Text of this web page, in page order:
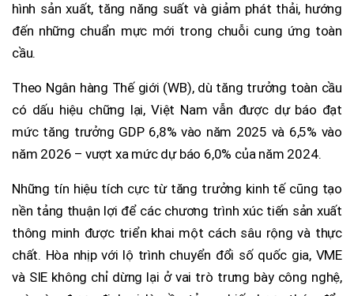
hình sản xuất, tăng năng suất và giảm phát thải, hướng
đến những chuẩn mực mới trong chuỗi cung ứng toàn
cầu.
Theo Ngân hàng Thế giới (WB), dù tăng trưởng toàn cầu
có dấu hiệu chững lại, Việt Nam vẫn được dự báo đạt
mức tăng trưởng GDP 6,8% vào năm 2025 và 6,5% vào
năm 2026 – vượt xa mức dự báo 6,0% của năm 2024.
Những tín hiệu tích cực từ tăng trưởng kinh tế cũng tạo
nền tảng thuận lợi để các chương trình xúc tiến sản xuất
thông minh được triển khai một cách sâu rộng và thực
chất. Hòa nhịp với lộ trình chuyển đổi số quốc gia, VME
và SIE không chỉ dừng lại ở vai trò trưng bày công nghệ,